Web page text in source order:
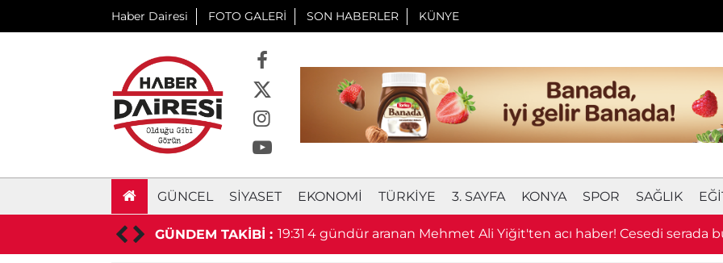
Haber Dairesi FOTO GALERİ SON HABERLER KÜNYE
GÜNCEL SIYASET EKONOMI TÜRKIYE 3. SAYFA KONYA SPOR SAĞLIK
GÜNDEM TAKİBİ :
sürücü hayatını kaybetti 19:31 4 gündür aranan Mehmet Ali Yiğit'ten acı haber! Cesedi serada